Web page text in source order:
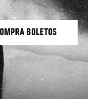
BOLETOS